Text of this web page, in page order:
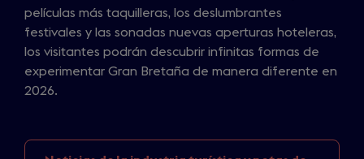
películas más taquilleras, los deslumbrantes
festivales y las sonadas nuevas aperturas hoteleras,
los visitantes podrán descubrir infinitas formas de
experimentar Gran Bretaña de manera diferente en
2026.